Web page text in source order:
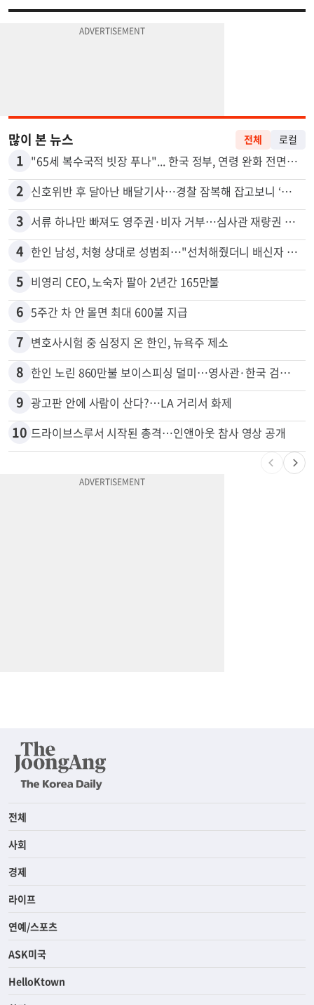
많이 본 뉴스 전체 로컬
1 "65세 복수국적 빗장 푸나"... 한국 정부, 연령 완화 전면 추진
2 신호위반 후 달아난 배달기사…경찰 잠복해 잡고보니 ‘반전’
3 서류 하나만 빠져도 영주권·비자 거부…심사관 재량권 대폭 확대
4 한인 남성, 처형 상대로 성범죄…"선처해줬더니 배신자 취급"
5 비영리 CEO, 노숙자 팔아 2년간 165만불
6 5주간 차 안 몰면 최대 600불 지급
7 변호사시험 중 심정지 온 한인, 뉴욕주 제소
8 한인 노린 860만불 보이스피싱 덜미…영사관·한국 검찰 사칭
9 광고판 안에 사람이 산다?…LA 거리서 화제
10 드라이브스루서 시작된 총격…인앤아웃 참사 영상 공개
전체
사회
경제
라이프
연예/스포츠
ASK미국
HelloKtown